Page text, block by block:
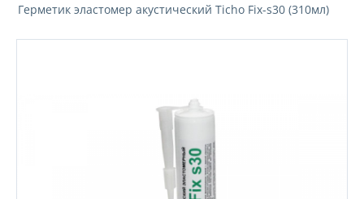
Герметик эластомер акустический Ticho Fix-s30 (310мл)